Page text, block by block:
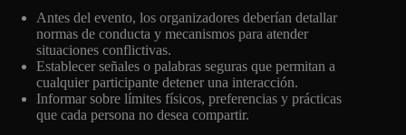
Antes del evento, los organizadores deberían detallar
normas de conducta y mecanismos para atender
situaciones conflictivas.
Establecer señales o palabras seguras que permitan a
cualquier participante detener una interacción.
Informar sobre límites físicos, preferencias y prácticas
que cada persona no desea compartir.